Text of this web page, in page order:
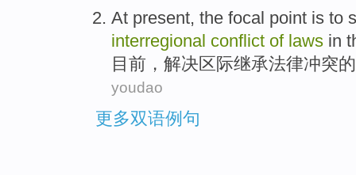
At present, the focal point is to
interregional conflict of laws in
目前 ， 解决区际继承法律冲突的
youdao
更多双语例句